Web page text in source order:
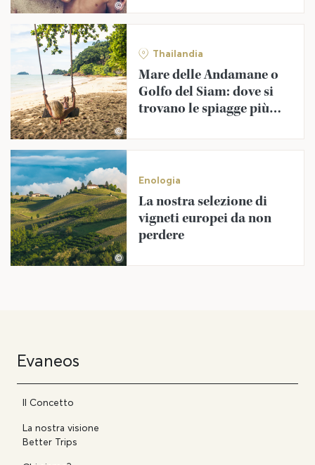
©
©
Thailandia
Mare delle Andamane o
Golfo del Siam: dove si
trovano le spiagge più
©
Enologia
La nostra selezione di
vigneti europei da non
perdere
Evaneos
Il Concetto
La nostra visione
Better Trips